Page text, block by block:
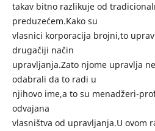
takav bitno razlikuje od
preduzećem.Kako su
vlasnici korporacija brojni,to
drugačiji način
upravljanja.Zato njome upravlja
odabrali da to radi u
njihovo ime,a to su menadžeri-
odvajana
vlasništva od upravljanja.U ovom